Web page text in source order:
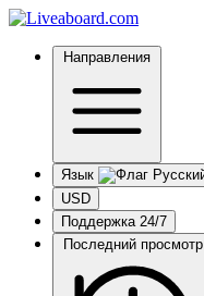
Направления
Язык
USD
Поддержка 24/7
Последний просмотр